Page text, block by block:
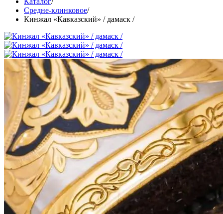
Средне-клинковое/
Кинжал «Кавказский» / дамаск /